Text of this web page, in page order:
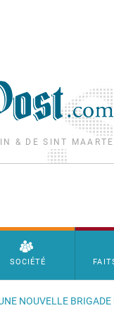
& DE SINT
SOCIÉTÉ
NOUVELLE